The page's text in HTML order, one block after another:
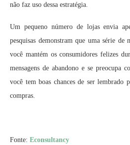
não faz uso dessa estratégia.
Um pequeno número de lojas envia
pesquisas demonstram que uma série de
você mantém os consumidores felizes
mensagens de abandono e se preocupa
você tem boas chances de ser lembrado
compras.
Fonte: Econsultancy